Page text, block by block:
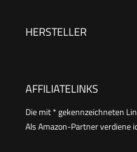
schnell, antihaft,
HERSTELLER
AFFILIATELINKS
Die mit * gekennzeichneten
Als Amazon-Partner verdiene